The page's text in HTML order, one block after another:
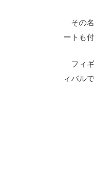
その名
ートも
フィギ
ィバル